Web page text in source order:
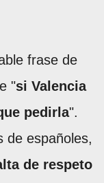
frase de
"si Valencia
pedirla".
de españoles,
de respeto